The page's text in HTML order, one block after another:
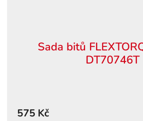
Sada bitů
DT70746T
575 Kč